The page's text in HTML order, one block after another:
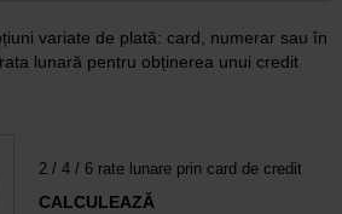
variate de plată: card, numerar sau în
lunară pentru obținerea unui credit
2 / 4 / 6 rate lunare prin card de credit
CALCULEAZĂ